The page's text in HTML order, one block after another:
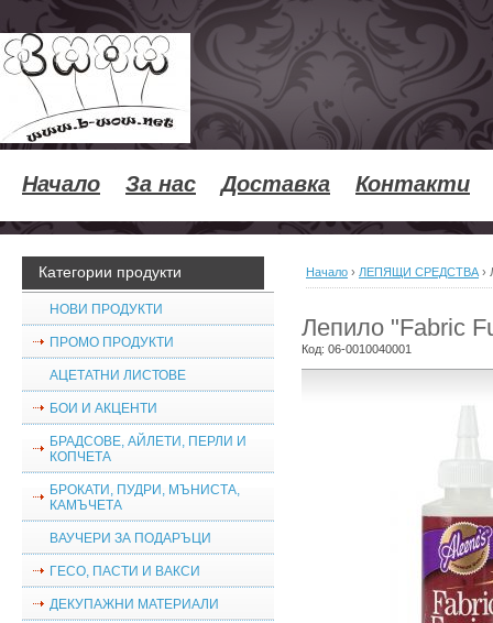
Начало За нас Доставка Контакти
Категории продукти
НОВИ ПРОДУКТИ
ПРОМО ПРОДУКТИ
АЦЕТАТНИ ЛИСТОВЕ
БОИ И АКЦЕНТИ
БРАДСОВЕ, АЙЛЕТИ, ПЕРЛИ И
КОПЧЕТА
БРОКАТИ, ПУДРИ, МЪНИСТА,
КАМЪЧЕТА
ВАУЧЕРИ ЗА ПОДАРЪЦИ
ГЕСО, ПАСТИ И ВАКСИ
ДЕКУПАЖНИ МАТЕРИАЛИ
Начало › ЛЕПЯЩИ СРЕДСТВА ›
Лепило "Fabric
Код: 06-0010040001